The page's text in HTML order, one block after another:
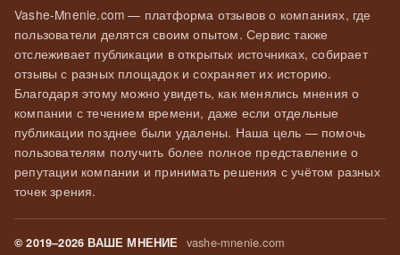
Vashe-Mnenie.com — платформа отзывов о компаниях, где
пользователи делятся своим опытом. Сервис также
отслеживает публикации в открытых источниках, собирает
отзывы с разных площадок и сохраняет их историю.
Благодаря этому можно увидеть, как менялись мнения о
компании с течением времени, даже если отдельные
публикации позднее были удалены. Наша цель — помочь
пользователям получить более полное представление о
репутации компании и принимать решения с учётом разных
точек зрения.
© 2019–2026 ВАШЕ МНЕНИЕ vashe-mnenie.com